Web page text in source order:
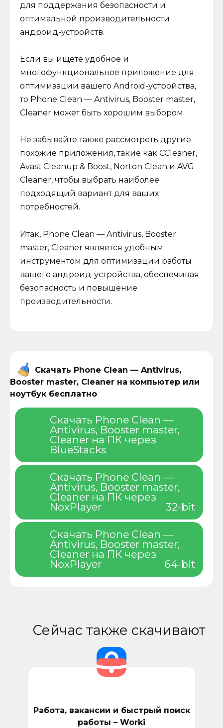
для поддержания безопасности и
оптимальной производительности
андроид-устройств.
Если вы ищете удобное и
многофункциональное приложение для
оптимизации вашего Android-устройства,
то Phone Clean — Antivirus, Booster master,
Cleaner может быть хорошим выбором.
Не забывайте также рассмотреть другие
похожие приложения, такие как CCleaner,
Avast Cleanup & Boost, Norton Clean и AVG
Cleaner, чтобы выбрать наиболее
подходящий вариант для ваших
потребностей.
Итак, Phone Clean — Antivirus, Booster
master, Cleaner является удобным
инструментом для оптимизации работы
вашего андроид-устройства, обеспечивая
безопасность и повышение
производительности.
Скачать Phone Clean — Antivirus,
Booster master, Cleaner на компьютер или
ноутбук бесплатно
Скачать Phone Clean —
Antivirus, Booster master,
Cleaner на ПК через
BlueStacks
Скачать Phone Clean —
Antivirus, Booster master,
Cleaner на ПК через
NoxPlayer
32-bit
Скачать Phone Clean —
Antivirus, Booster master,
Cleaner на ПК через
NoxPlayer
64-bit
Сейчас также скачивают
Работа, вакансии и быстрый поиск
работы – Worki